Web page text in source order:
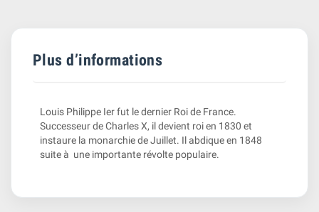
Plus d’informations
Louis Philippe Ier fut le dernier Roi de France.
Successeur de Charles X, il devient roi en 1830 et
instaure la monarchie de Juillet. Il abdique en 1848
suite à une importante révolte populaire.